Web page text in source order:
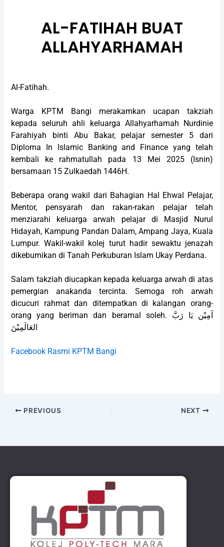
AL-FATIHAH BUAT
ALLAHYARHAMAH
Al-Fatihah.
Warga KPTM Bangi merakamkan ucapan takziah
kepada seluruh ahli keluarga Allahyarhamah Nurdinie
Farahiyah binti Abu Bakar, pelajar semester 5 dari
Diploma In Islamic Banking and Finance yang telah
kembali ke rahmatullah pada 13 Mei 2025 (Isnin)
bersamaan 15 Zulkaedah 1446H.
Beberapa orang wakil dari Bahagian Hal Ehwal Pelajar,
Mentor, pensyarah dan rakan-rakan pelajar telah
menziarahi keluarga arwah pelajar di Masjid Nurul
Hidayah, Kampung Pandan Dalam, Ampang Jaya, Kuala
Lumpur. Wakil-wakil kolej turut hadir sewaktu jenazah
dikebumikan di Tanah Perkuburan Islam Ukay Perdana.
Salam takziah diucapkan kepada keluarga arwah di atas
pemergian anakanda tercinta. Semoga roh arwah
dicucuri rahmat dan ditempatkan di kalangan orang-
orang yang beriman dan beramal soleh. آمِيْن يَا رَبَّ
العَالَمِيْنَ
Facebook Rasmi KPTM Bangi
PREVIOUS NEXT